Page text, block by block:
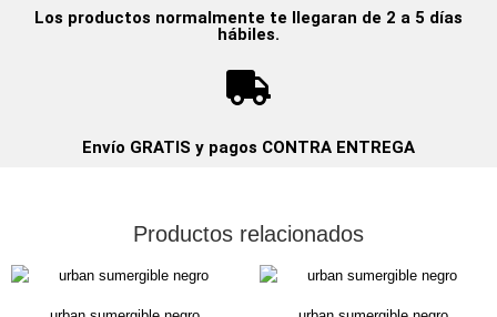
Los productos normalmente te llegaran de 2 a 5 días
hábiles.
Envío GRATIS y pagos CONTRA ENTREGA
Productos relacionados